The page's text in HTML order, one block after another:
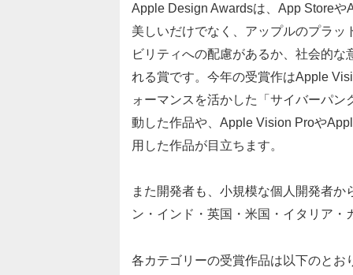
Apple Design Awardsは、App Store
美しいだけでなく、アップルのプラ
ビリティへの配慮があるか、社会的
れる賞です。今年の受賞作はApple
ォーマンスを活かした「サイバーパ
動した作品や、Apple Vision Proや
用した作品が目立ちます。
また開発者も、小規模な個人開発者
ン・インド・英国・米国・イタリア
各カテゴリーの受賞作品は以下のとお